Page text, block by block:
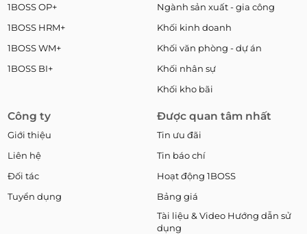
1BOSS OP+
1BOSS HRM+
1BOSS WM+
1BOSS BI+
Ngành sản xuất - gia công
Khối kinh doanh
Khối văn phòng - dự án
Khối nhân sự
Khối kho bãi
Công ty
Giới thiệu
Liên hệ
Đối tác
Tuyển dụng
Được quan tâm nhất
Tin ưu đãi
Tin báo chí
Hoạt động 1BOSS
Bảng giá
Tài liệu & Video Hướng dẫn sử
dụng